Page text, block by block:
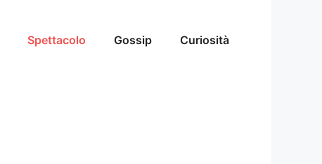
Spettacolo Gossip Curiosità